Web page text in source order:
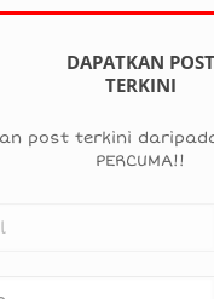
DAPATKAN POST
TERKINI
post terkini
PERCUMA!!